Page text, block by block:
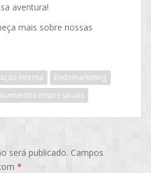
aventura!
mais sobre nossas
interna
Endomarketing
empresariais
será publicado. Campos
*